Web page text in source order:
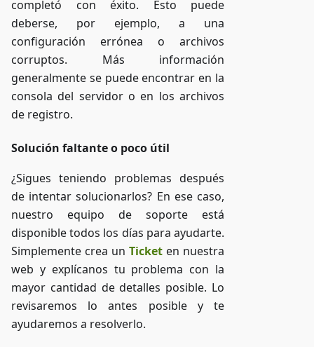
completó con éxito. Esto puede
deberse, por ejemplo, a una
configuración errónea o archivos
corruptos. Más información
generalmente se puede encontrar en la
consola del servidor o en los archivos
de registro.
Solución faltante o poco útil
¿Sigues teniendo problemas después
de intentar solucionarlos? En ese caso,
nuestro equipo de soporte está
disponible todos los días para ayudarte.
Simplemente crea un Ticket en nuestra
web y explícanos tu problema con la
mayor cantidad de detalles posible. Lo
revisaremos lo antes posible y te
ayudaremos a resolverlo.